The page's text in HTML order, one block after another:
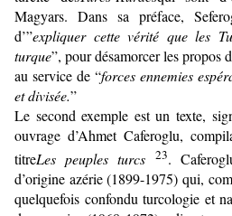
Magyars. Dans sa préface,
d’”expliquer cette vérité que les
turque”, pour désamorcer les propos
au service de “forces ennemies
et divisée.”
Le second exemple est un texte,
ouvrage d’Ahmet Caferoglu,
titreLes peuples turcs 23.
d’origine azérie (1899-1975) qui,
quelquefois confondu turcologie et